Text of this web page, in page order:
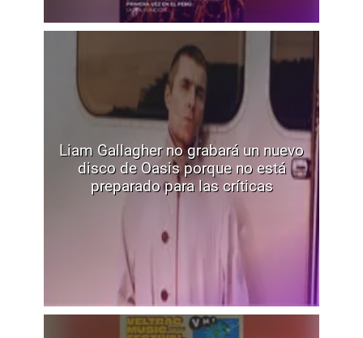
Liam Gallagher no grabará un nuevo
disco de Oasis porque no está
preparado para las críticas